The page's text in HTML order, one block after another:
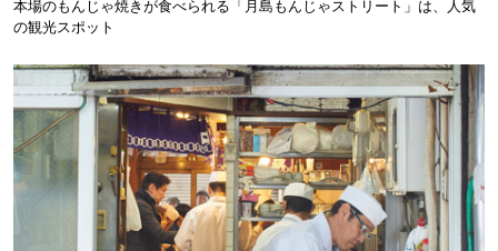
本場のもんじゃ焼きが食べられる「月島もんじゃストリート」は、人気
の観光スポット